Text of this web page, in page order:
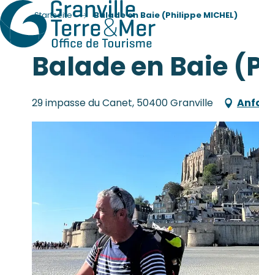
Startseite Balade en Baie (Philippe MICHEL)
Balade en Baie
29 impasse du Canet, 50400 Granville